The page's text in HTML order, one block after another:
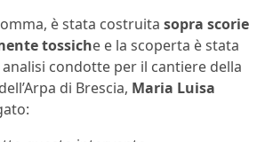
è stata costruita sopra scorie
tossiche e la scoperta è stata
condotte per il cantiere della
di Brescia, Maria Luisa